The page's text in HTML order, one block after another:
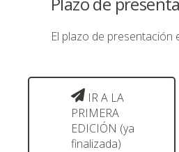
El plazo de presentación
IR A LA
PRIMERA
EDICIÓN (ya
finalizada)